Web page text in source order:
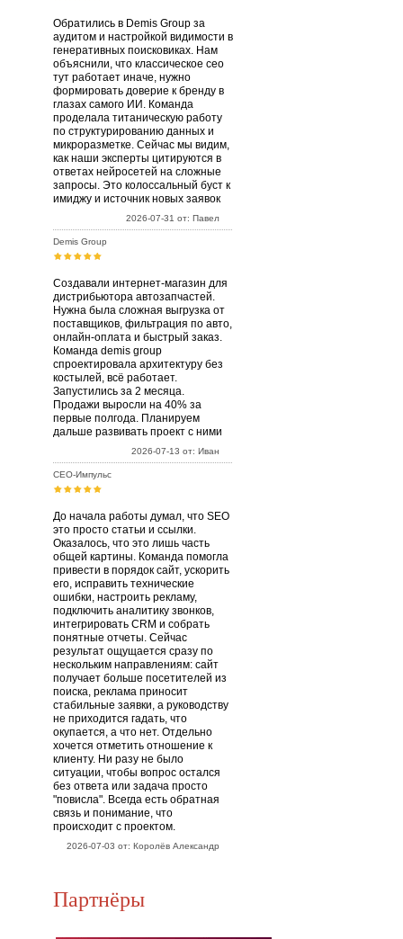
Обратились в Demis Group за
аудитом и настройкой видимости в
генеративных поисковиках. Нам
объяснили, что классическое сео
тут работает иначе, нужно
формировать доверие к бренду в
глазах самого ИИ. Команда
проделала титаническую работу
по структурированию данных и
микроразметке. Сейчас мы видим,
как наши эксперты цитируются в
ответах нейросетей на сложные
запросы. Это колоссальный буст к
имиджу и источник новых заявок
2026-07-31 от: Павел
Demis Group
Создавали интернет-магазин для
дистрибьютора автозапчастей.
Нужна была сложная выгрузка от
поставщиков, фильтрация по авто,
онлайн-оплата и быстрый заказ.
Команда demis group
спроектировала архитектуру без
костылей, всё работает.
Запустились за 2 месяца.
Продажи выросли на 40% за
первые полгода. Планируем
дальше развивать проект с ними
2026-07-13 от: Иван
СЕО-Импульс
До начала работы думал, что SEO
это просто статьи и ссылки.
Оказалось, что это лишь часть
общей картины. Команда помогла
привести в порядок сайт, ускорить
его, исправить технические
ошибки, настроить рекламу,
подключить аналитику звонков,
интегрировать CRM и собрать
понятные отчеты. Сейчас
результат ощущается сразу по
нескольким направлениям: сайт
получает больше посетителей из
поиска, реклама приносит
стабильные заявки, а руководству
не приходится гадать, что
окупается, а что нет. Отдельно
хочется отметить отношение к
клиенту. Ни разу не было
ситуации, чтобы вопрос остался
без ответа или задача просто
"повисла". Всегда есть обратная
связь и понимание, что
происходит с проектом.
2026-07-03 от: Королёв Александр
Партнёры